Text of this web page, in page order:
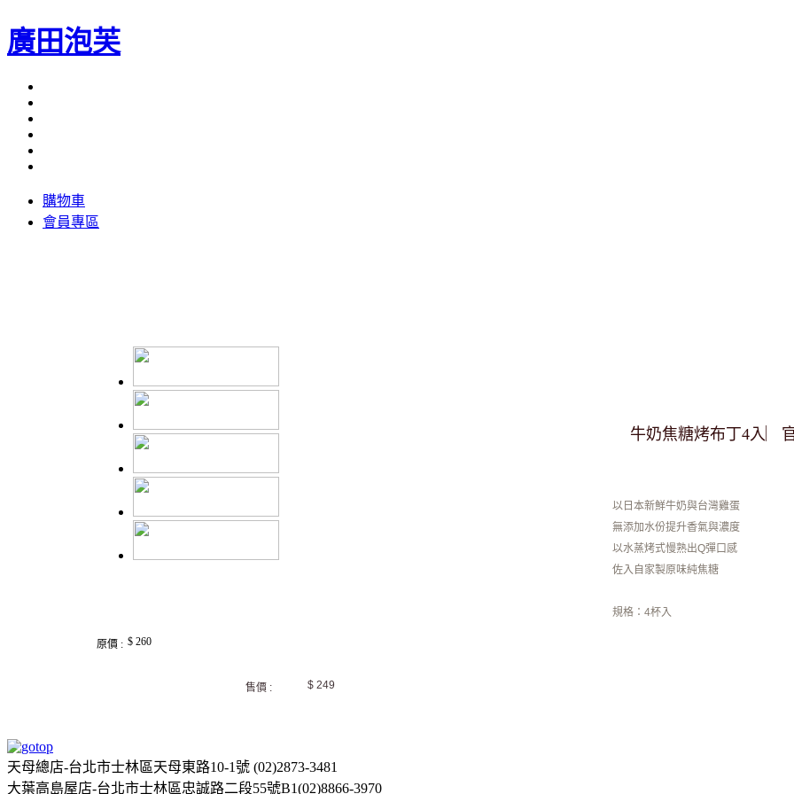
廣田泡芙
購物車
會員專區
原價 : $ 260
售價 : $ 249
牛奶焦糖烤布丁4入︳
以日本新鮮牛奶與台灣雞蛋
無添加水份提升香氣與濃度
以水蒸烤式慢熟出Q彈口感
佐入自家製原味純焦糖
規格：4杯入
天母總店-台北市士林區天母東路10-1號 (02)2873-3481
大葉高島屋店-台北市士林區忠誠路二段55號B1(02)8866-3970